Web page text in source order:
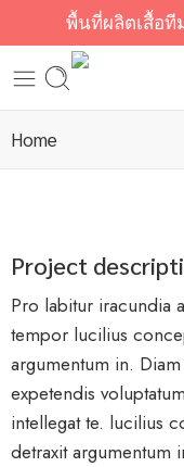
พื้นที่ผลิตเสื้อที
Home
Project
Pro labitur iracundia
tempor lucilius
argumentum in.
expetendis
intellegat te. lucilius
detraxit argumentum